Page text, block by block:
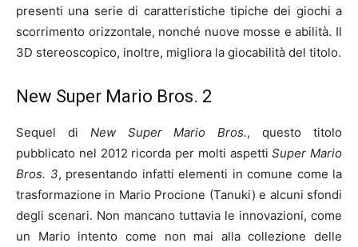
presenti una serie di caratteristiche tipiche dei giochi a
scorrimento orizzontale, nonché nuove mosse e abilità. Il
3D stereoscopico, inoltre, migliora la giocabilità del titolo.
New Super Mario Bros. 2
Sequel di New Super Mario Bros., questo titolo
pubblicato nel 2012 ricorda per molti aspettiSuper Mario
Bros. 3, presentando infatti elementi in comune come la
trasformazione in Mario Procione (Tanuki) e alcuni sfondi
degli scenari. Non mancano tuttavia le innovazioni, come
un Mario intento come non mai alla collezione delle